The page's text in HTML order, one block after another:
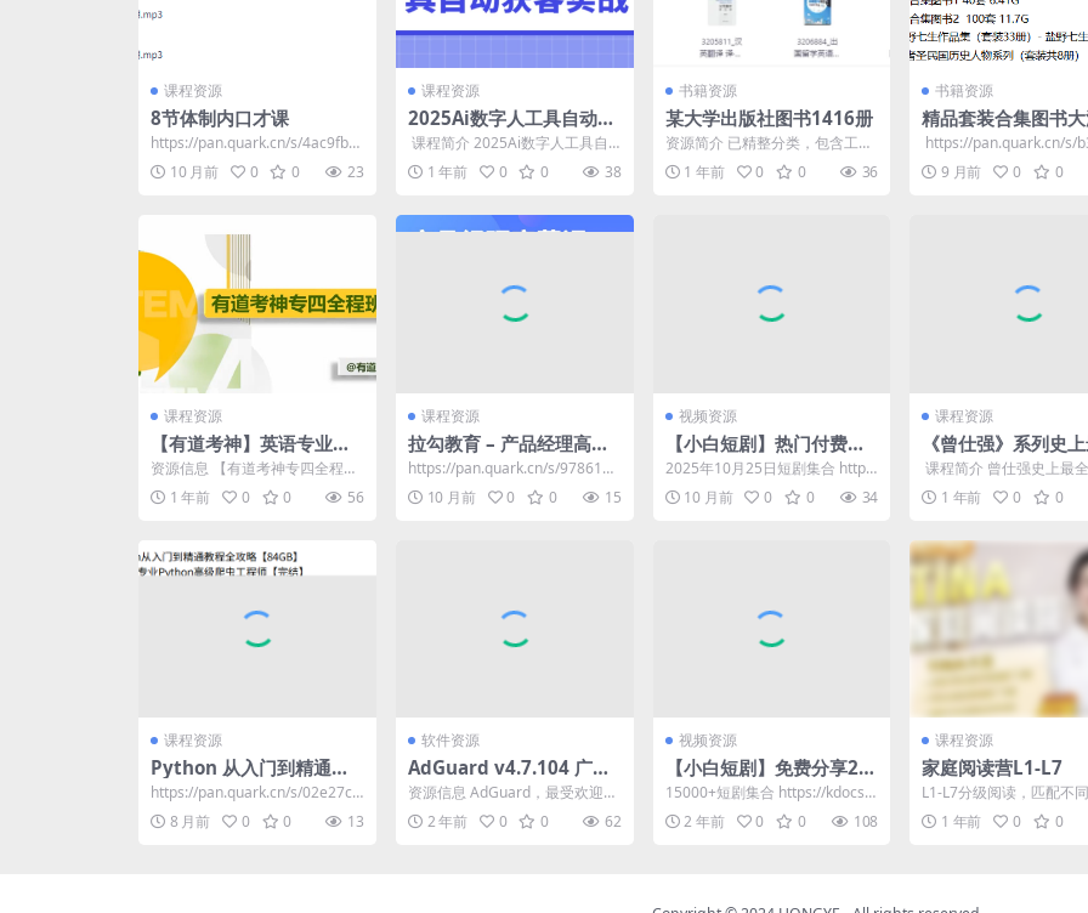
课程资源
8节体制内口才课
https://pan.quark.cn/s/4ac9fba
af624
10 月前 0 0 23
课程资源
2025Ai数字人工具自动获
客实战
​ 课程简介 2025Ai数字人工具自
动获客，涵盖AI短视频方法、6步
获客突围法...
1 年前 0 0 38
书籍资源
某大学出版社图书1416册
资源简介 已精整分类，包含工业
技术、经济类、数理科学和化
学、军事、自然科学总论、...
1 年前 0 0 36
书籍资源
精品套装合集图书大
（1500册）
https://pan.quark.cn/s/
249dd5 📁 ...
9 月前 0 0
课程资源
【有道考神】英语专业四
级-专四全程班
资源信息 【有道考神专四全程
班】提供系统化的TEM4备考方
案，包含词汇、听力、语...
1 年前 0 0 56
课程资源
拉勾教育 – 产品经理高薪
训练营
https://pan.quark.cn/s/97861ea
d752e​
10 月前 0 0 15
视频资源
【小白短剧】热门付费短
剧资源分享2025年10月2
5日 64部
2025年10月25日短剧集合 http
s://pan.quark.cn/s/0...
10 月前 0 0 34
课程资源
《曾仕强》系列史
合集 视频+图文+音
个类目 ​​​
课程简介 曾仕强史上最
有音频、视频、图文等，
吧，挺不错的~ h...
1 年前 0 0
课程资源
Python 从入门到精通教
程全攻略【84GB】
https://pan.quark.cn/s/02e27c3
a4bfe 📁 Py...
8 月前 0 0 13
软件资源
AdGuard v4.7.104 广告
拦截程序，广告内容拦截
跟踪器，去广告大杀器
资源信息 AdGuard，最受欢迎的
广告拦截程序，堪称去广告大杀
器。Adguar...
2 年前 0 0 62
视频资源
【小白短剧】免费分享20
24年11月26日
15000+短剧集合 https://kdocs.c
n/l/ccaeRhRMX1...
2 年前 0 0 108
课程资源
家庭阅读营L1-L7
L1-L7分级阅读，匹配不
孩子的认知水平。 从简单
故事，到复杂的章...
1 年前 0 0